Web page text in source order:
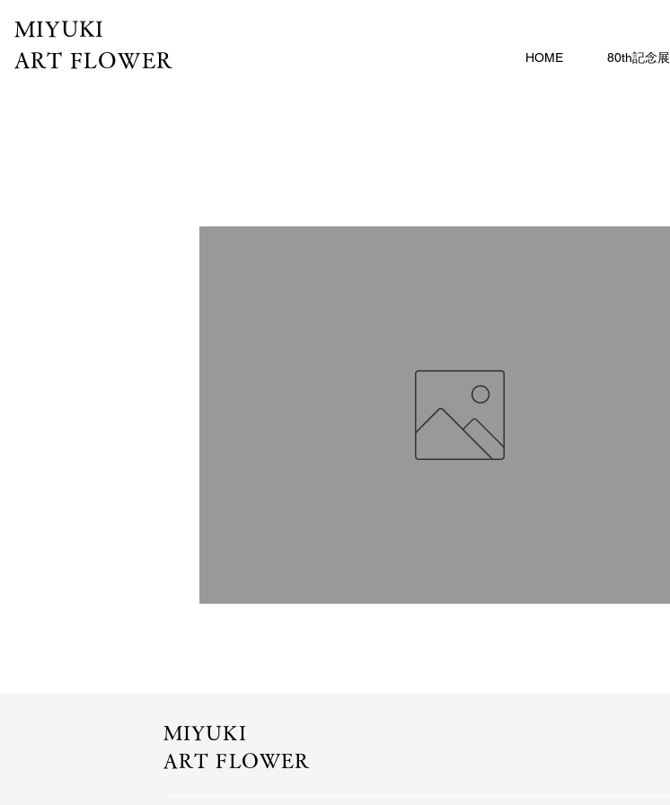
MIYUKI
ART FLOWER
HOME 80th記念展
MIYUKI
ART FLOWER